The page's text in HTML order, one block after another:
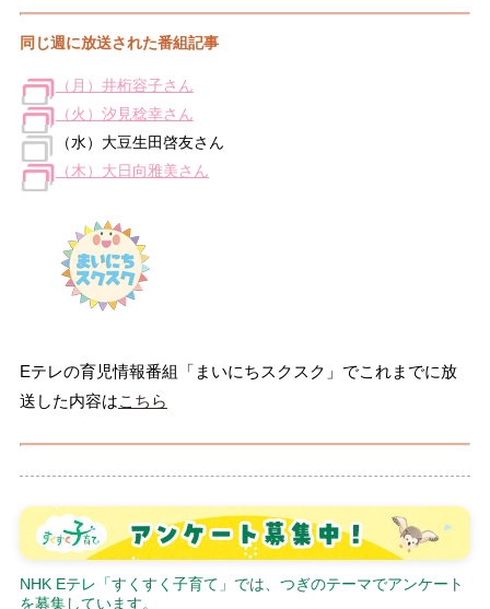
同じ週に放送された番組記事
（月）井桁容子さん
（火）汐見稔幸さん
（水）大豆生田啓友さん
（木）大日向雅美さん
Eテレの育児情報番組「まいにちスクスク」でこれまでに放
送した内容はこちら
NHK Eテレ「すくすく子育て」では、つぎのテーマでアンケート
を募集しています。